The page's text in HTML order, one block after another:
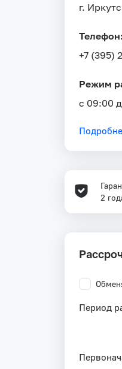
г.
Телефон:
+7 (395)
Режим
с 09:00
2
Период